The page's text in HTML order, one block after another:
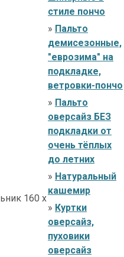
160 х
стиле пончо
» Пальто
демисезонные,
"еврозима" на
подкладке,
ветровки-пончо
» Пальто
оверсайз БЕЗ
подкладки от
очень тёплых
до летних
» Натуральный
кашемир
» Куртки
оверсайз,
пуховики
оверсайз